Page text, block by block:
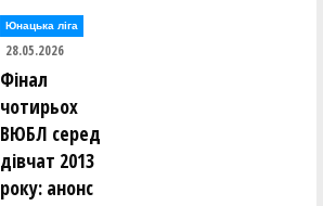
Юнацька ліга
28.05.2026
Фінал
чотирьох
ВЮБЛ серед
дівчат 2013
року: анонс